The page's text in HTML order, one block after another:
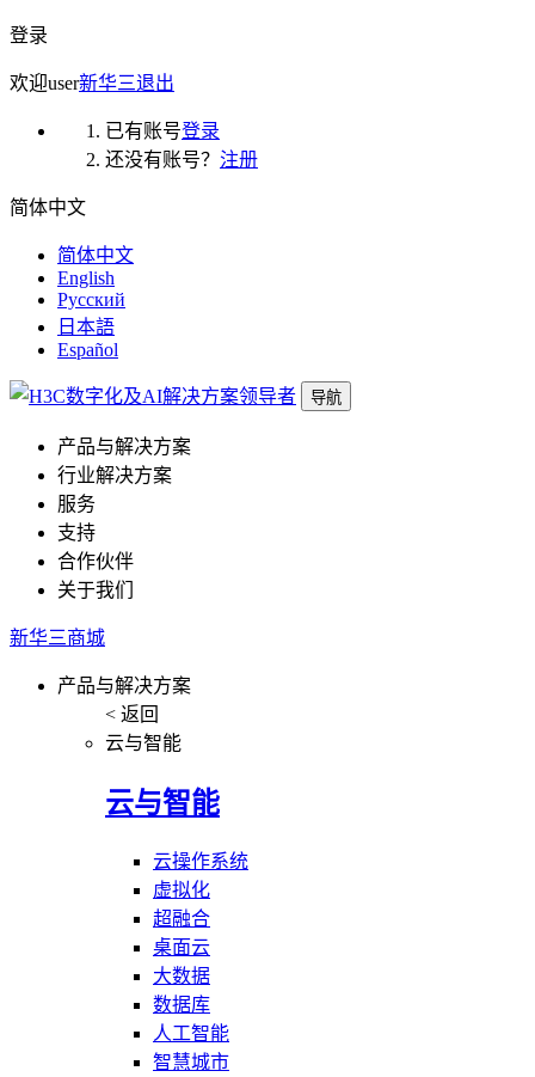
登录
欢迎user新华三退出
已有账号登录
还没有账号？ 注册
简体中文
简体中文
English
Русский
日本語
Español
导航
产品与解决方案
行业解决方案
服务
支持
合作伙伴
关于我们
新华三商城
产品与解决方案
< 返回
云与智能
云与智能
云操作系统
虚拟化
超融合
桌面云
大数据
数据库
人工智能
智慧城市